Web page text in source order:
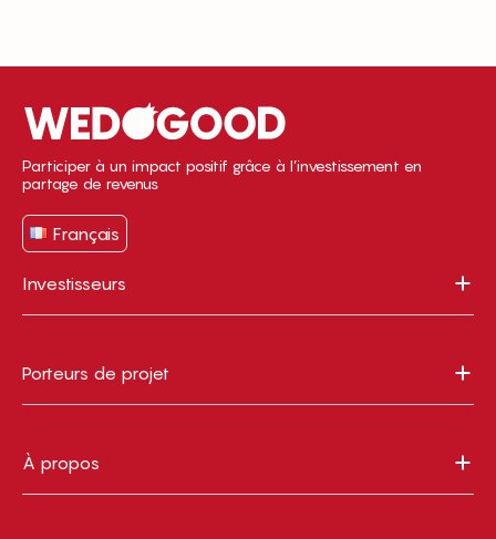
Participer à un impact positif grâce à l’investissement en
partage de revenus
Français
Investisseurs
Porteurs de projet
À propos